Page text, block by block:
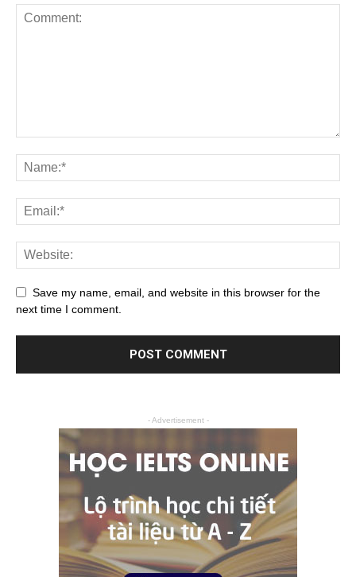
Save my name, email, and website in this browser for the
next time I comment.
- Advertisement -